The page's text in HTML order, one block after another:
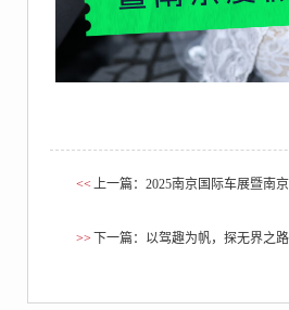
<<上一篇：2025南京国际车展暨南
>> 下一篇：以驾趣为帆，探无界之